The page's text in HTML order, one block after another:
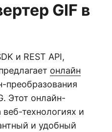
GIF в
и REST API,
онлайн
преобразования
Этот онлайн-
технологиях и
и удобный